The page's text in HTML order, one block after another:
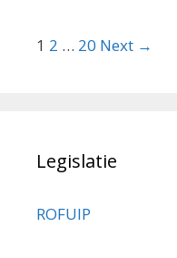
1 2 … 20 Next →
Legislatie
ROFUIP